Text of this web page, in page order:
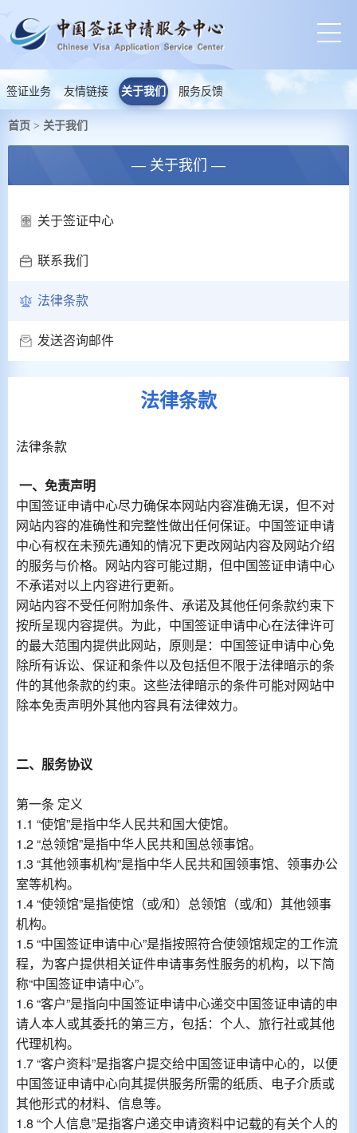
签证业务 友情链接 关于我们 服务反馈
首页 > 关于我们
— 关于我们 —
关于签证中心
联系我们
法律条款
发送咨询邮件
法律条款
法律条款
一、免责声明
中国签证申请中心尽力确保本网站内容准确无误，但不对
网站内容的准确性和完整性做出任何保证。中国签证申请
中心有权在未预先通知的情况下更改网站内容及网站介绍
的服务与价格。网站内容可能过期，但中国签证申请中心
不承诺对以上内容进行更新。
网站内容不受任何附加条件、承诺及其他任何条款约束下
按所呈现内容提供。为此，中国签证申请中心在法律许可
的最大范围内提供此网站，原则是：中国签证申请中心免
除所有诉讼、保证和条件以及包括但不限于法律暗示的条
件的其他条款的约束。这些法律暗示的条件可能对网站中
除本免责声明外其他内容具有法律效力。
二、服务协议
第一条 定义
1.1 “使馆”是指中华人民共和国大使馆。
1.2 “总领馆”是指中华人民共和国总领事馆。
1.3 “其他领事机构”是指中华人民共和国领事馆、领事办公
室等机构。
1.4 “使领馆”是指使馆（或/和）总领馆（或/和）其他领事
机构。
1.5 “中国签证申请中心”是指按照符合使领馆规定的工作流
程，为客户提供相关证件申请事务性服务的机构，以下简
称“中国签证申请中心”。
1.6 “客户”是指向中国签证申请中心递交中国签证申请的申
请人本人或其委托的第三方，包括：个人、旅行社或其他
代理机构。
1.7 “客户资料”是指客户提交给中国签证申请中心的，以便
中国签证申请中心向其提供服务所需的纸质、电子介质或
其他形式的材料、信息等。
1.8 “个人信息”是指客户递交申请资料中记载的有关个人的